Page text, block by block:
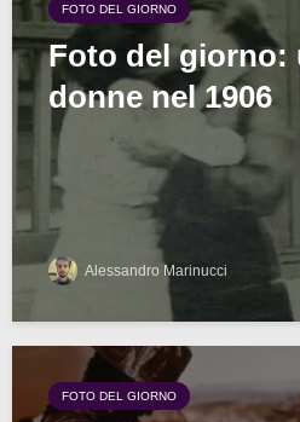
FOTO DEL GIORNO
Foto del giorno:
donne nel 1906
Alessandro Marinucci
FOTO DEL GIORNO